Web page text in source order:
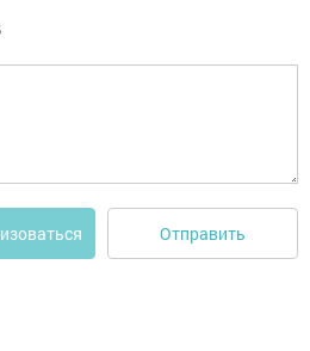
Отправить